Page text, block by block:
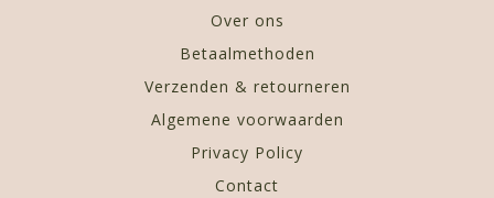
Over ons
Betaalmethoden
Verzenden & retourneren
Algemene voorwaarden
Privacy Policy
Contact